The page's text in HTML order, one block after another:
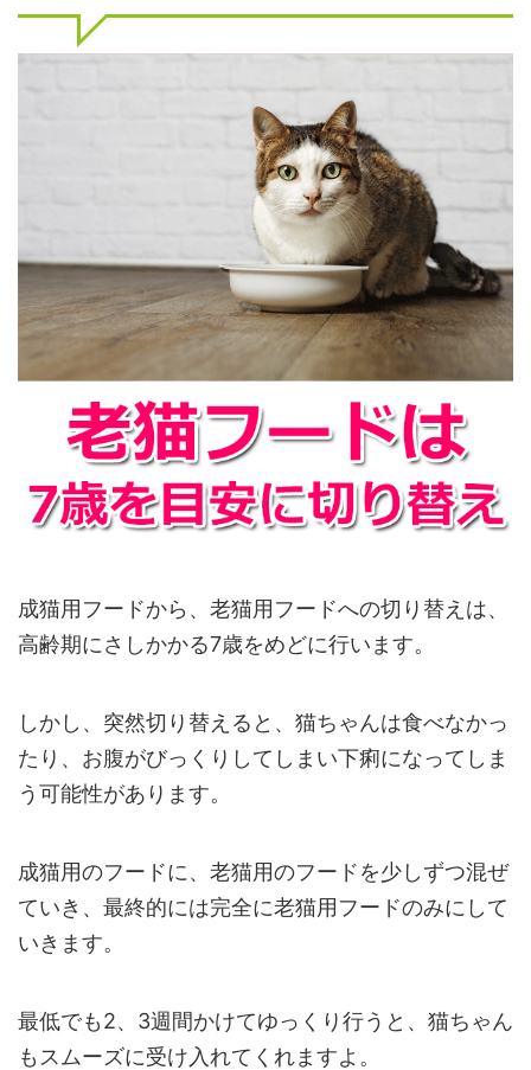
成猫用フードから、老猫用フードへの切り替えは、
高齢期にさしかかる7歳をめどに行います。
しかし、突然切り替えると、猫ちゃんは食べなかっ
たり、お腹がびっくりしてしまい下痢になってしま
う可能性があります。
成猫用のフードに、老猫用のフードを少しずつ混ぜ
ていき、最終的には完全に老猫用フードのみにして
いきます。
最低でも2、3週間かけてゆっくり行うと、猫ちゃん
もスムーズに受け入れてくれますよ。